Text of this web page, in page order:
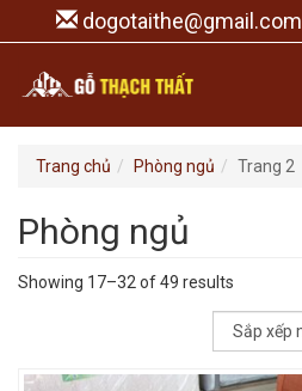
dogotaithe@gmail.com
Trang chủ Phòng ngủ Trang 2
Phòng ngủ
Showing 17–32 of 49 results